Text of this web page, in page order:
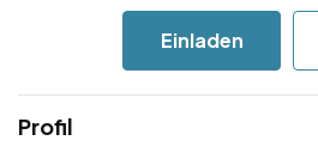
Einladen
Profil